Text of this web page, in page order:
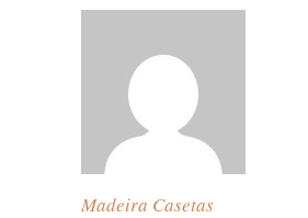
Madeira Casetas